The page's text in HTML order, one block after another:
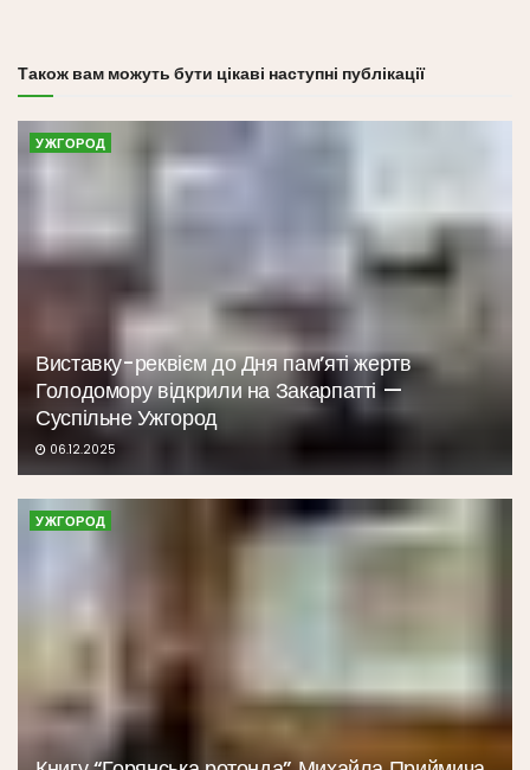
Також вам можуть бути цікаві наступні публікації
УЖГОРОД
Виставку-реквієм до Дня пам’яті жертв
Голодомору відкрили на Закарпатті —
Суспільне Ужгород
06.12.2025
УЖГОРОД